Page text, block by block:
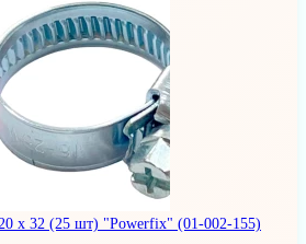
х 32 (25 шт) "Powerfix" (01-002-155)